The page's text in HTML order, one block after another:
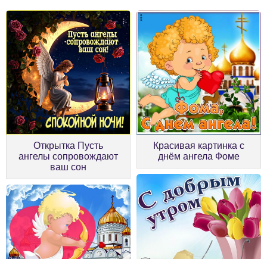
Открытка Пусть
ангелы сопровождают
ваш сон
Красивая картинка с
днём ангела Фоме